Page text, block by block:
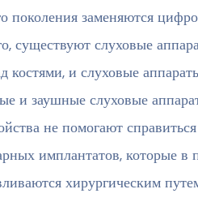
поколения заменяются
существуют слуховые
костями, и слуховые
и заушные слуховые
не помогают
имплантатов, которые в
хирургическим